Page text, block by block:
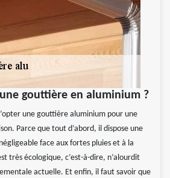
gouttière en aluminium ?
une gouttière aluminium pour une
Parce que tout d’abord, il dispose une
face aux fortes pluies et à la
très écologique, c’est-à-dire, n’alourdit
actuelle. Et enfin, il faut savoir que